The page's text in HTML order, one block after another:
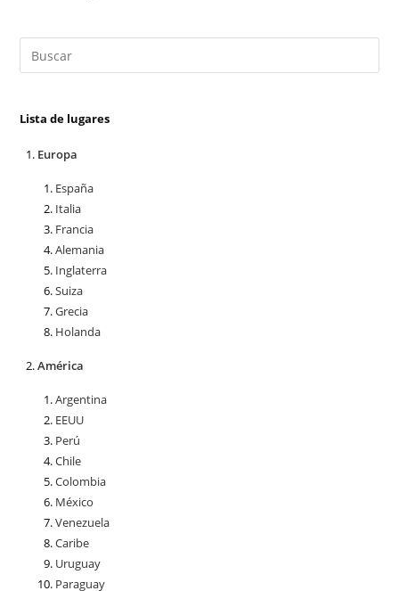
Lista de lugares
Europa
España
Italia
Francia
Alemania
Inglaterra
Suiza
Grecia
Holanda
América
Argentina
EEUU
Perú
Chile
Colombia
México
Venezuela
Caribe
Uruguay
Paraguay